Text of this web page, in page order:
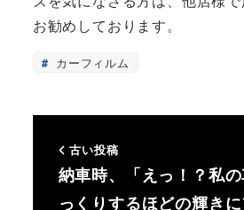
お勧めしております。
カーフィルム
古い投稿
納車時、「えっ！？私
っくりするほどの輝き